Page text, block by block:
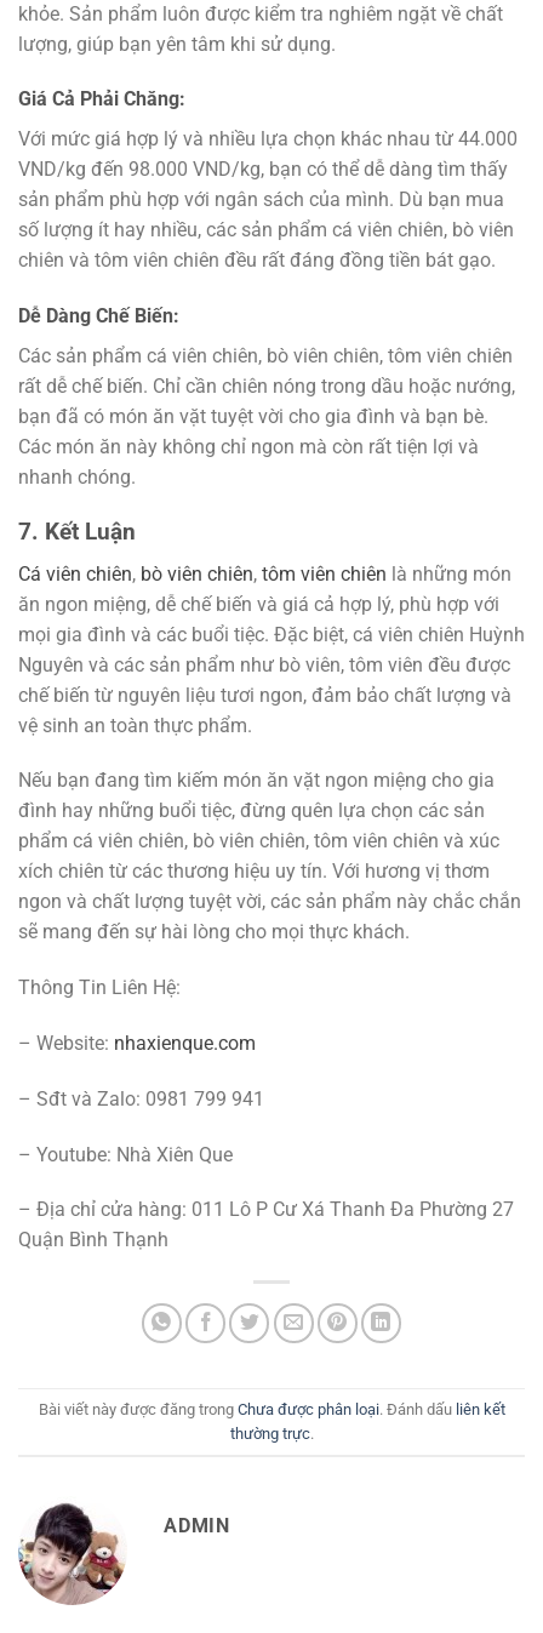
khỏe. Sản phẩm luôn được kiểm tra nghiêm ngặt về chất
lượng, giúp bạn yên tâm khi sử dụng.
Giá Cả Phải Chăng:
Với mức giá hợp lý và nhiều lựa chọn khác nhau từ 44.000
VND/kg đến 98.000 VND/kg, bạn có thể dễ dàng tìm thấy
sản phẩm phù hợp với ngân sách của mình. Dù bạn mua
số lượng ít hay nhiều, các sản phẩm cá viên chiên, bò viên
chiên và tôm viên chiên đều rất đáng đồng tiền bát gạo.
Dễ Dàng Chế Biến:
Các sản phẩm cá viên chiên, bò viên chiên, tôm viên chiên
rất dễ chế biến. Chỉ cần chiên nóng trong dầu hoặc nướng,
bạn đã có món ăn vặt tuyệt vời cho gia đình và bạn bè.
Các món ăn này không chỉ ngon mà còn rất tiện lợi và
nhanh chóng.
7. Kết Luận
Cá viên chiên, bò viên chiên, tôm viên chiên là những món
ăn ngon miệng, dễ chế biến và giá cả hợp lý, phù hợp với
mọi gia đình và các buổi tiệc. Đặc biệt, cá viên chiên Huỳnh
Nguyên và các sản phẩm như bò viên, tôm viên đều được
chế biến từ nguyên liệu tươi ngon, đảm bảo chất lượng và
vệ sinh an toàn thực phẩm.
Nếu bạn đang tìm kiếm món ăn vặt ngon miệng cho gia
đình hay những buổi tiệc, đừng quên lựa chọn các sản
phẩm cá viên chiên, bò viên chiên, tôm viên chiên và xúc
xích chiên từ các thương hiệu uy tín. Với hương vị thơm
ngon và chất lượng tuyệt vời, các sản phẩm này chắc chắn
sẽ mang đến sự hài lòng cho mọi thực khách.
Thông Tin Liên Hệ:
– Website: nhaxienque.com
– Sđt và Zalo: 0981 799 941
– Youtube: Nhà Xiên Que
– Địa chỉ cửa hàng: 011 Lô P Cư Xá Thanh Đa Phường 27
Quận Bình Thạnh
Bài viết này được đăng trong Chưa được phân loại. Đánh dấu liên kết
thường trực.
ADMIN